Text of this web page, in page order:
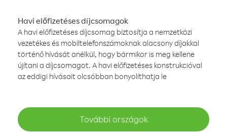
Havi előfizetéses díjcsomagok
A havi előfizetéses díjcsomag biztosítja a nemzetközi
vezetékes és mobiltelefonszámoknak alacsony díjakkal
történő hívását anélkül, hogy bármikor is meg kellene
újítani a díjcsomagot. A havi előfizetéses konstrukcióval
az eddigi hívásait olcsóbban bonyolíthatja le
További országok